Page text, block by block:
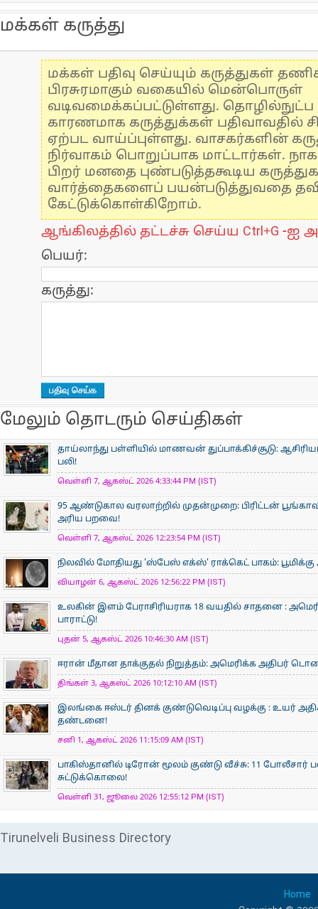
மக்கள் கருத்து
மக்கள் பதிவு செய்யும் கருத்துகள்
பிரசுரமாகும் வகையில் மென்பொருள்
வடிவமைக்கப்பட்டுள்ளது.
காரணமாக கருத்துக்கள் பதிவாவதில்
ஏற்பட வாய்ப்புள்ளது. வாசகர்களின்
நிர்வாகம் பொறுப்பாக மாட்டார்கள்.
பிறர் மனதை புண்படுத்தகூடிய
வார்த்தைகளைப் பயன்படுத்துவதை
கேட்டுக்கொள்கிறோம்.
ஆங்கிலத்தில் தட்டச்சு செய்ய Ctrl+G -ஐ
பெயர்:
கருத்து:
மேலும் தொடரும் செய்திகள்
தாய்லாந்து பள்ளியில் மாணவன் துப்பாக்கிச்சூடு:
பலி!
வெள்ளி 7, ஆகஸ்ட் 2026 4:33:44 PM (IST)
95 ஆண்டுகால வரலாற்றில் முதன்முறை: பிரிட்டன்
அரிய பறவை!
வெள்ளி 7, ஆகஸ்ட் 2026 12:23:54 PM (IST)
நிலவில் மோதியது 'ஸ்பேஸ் எக்ஸ்' ராக்கெட் பாகம்:
வியாழன் 6, ஆகஸ்ட் 2026 12:56:22 PM (IST)
உலகின் இளம் பேராசிரிய​ராக 18 வயதில் சாதனை :
பாராட்டு!
புதன் 5, ஆகஸ்ட் 2026 10:46:30 AM (IST)
ஈரான் மீதான தாக்குதல் நிறுத்தம்: அமெரிக்க அதிபர்
திங்கள் 3, ஆகஸ்ட் 2026 10:12:10 AM (IST)
இலங்கை ஈஸ்டர் தினக் குண்டுவெடிப்பு வழக்கு : உயர்
தண்டனை!
சனி 1, ஆகஸ்ட் 2026 11:15:09 AM (IST)
பாகிஸ்தானில் டிரோன் மூலம் குண்டு வீச்சு: 11 போலீசார்
சுட்டுக்கொலை!
வெள்ளி 31, ஜூலை 2026 12:55:12 PM (IST)
Tirunelveli Business Directory
Home